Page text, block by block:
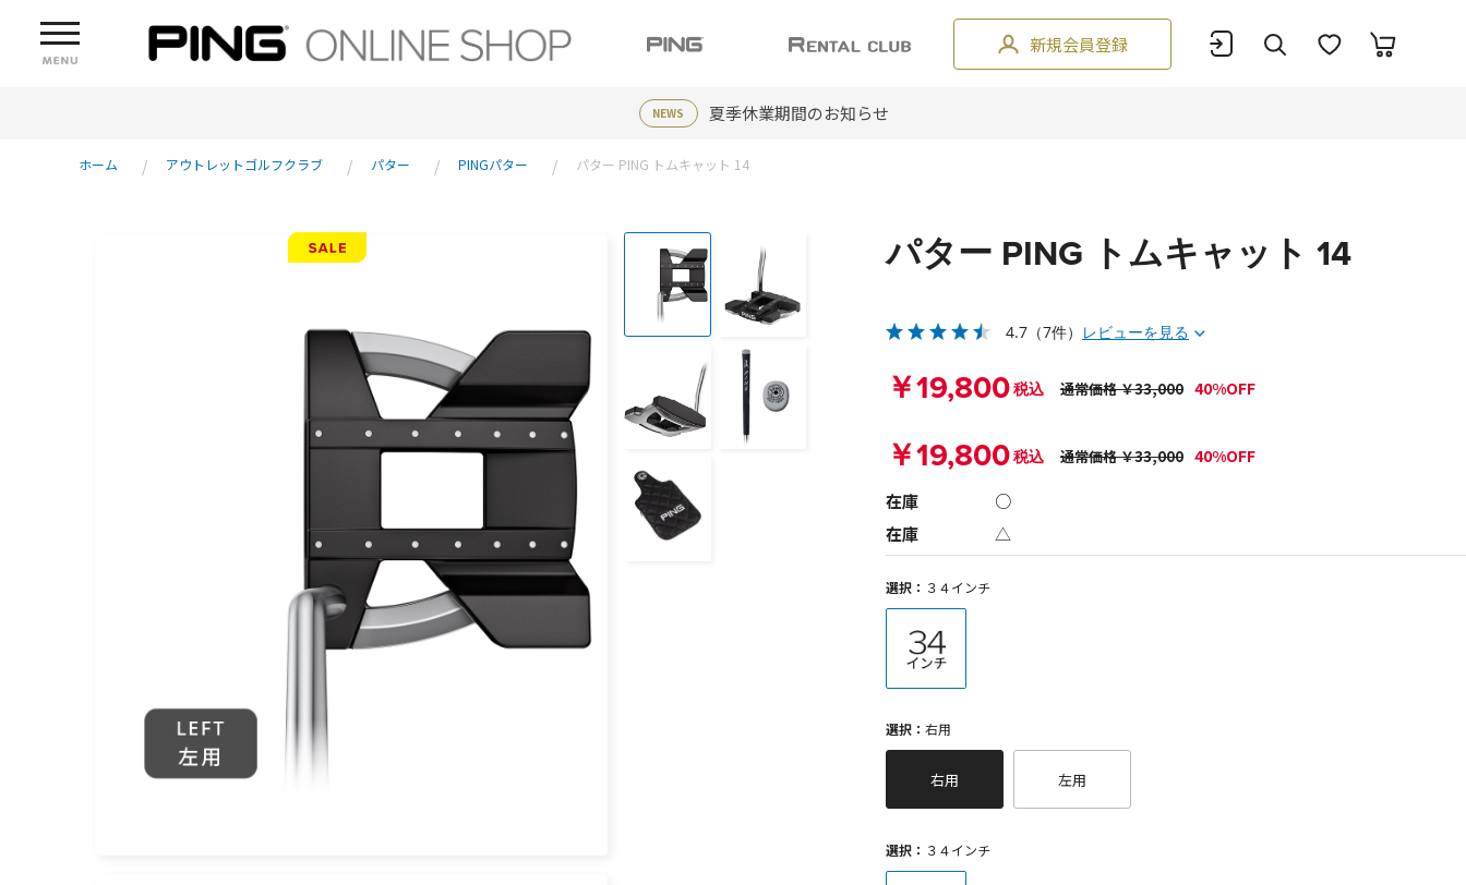
新規会員登録
NEWS 夏季休業期間のお知らせ
ホーム アウトレットゴルフクラブ パター PINGパター パター PING トムキャット 14
パター PING トムキャット 14
在庫
○
在庫
△
￥19,800税込 通常価格 ￥33,000 40%OFF
￥19,800税込 通常価格 ￥33,000 40%OFF
選択： ３４インチ
選択： 右用
右用 左用
選択： ３４インチ
4.7 （7件） レビューを見る